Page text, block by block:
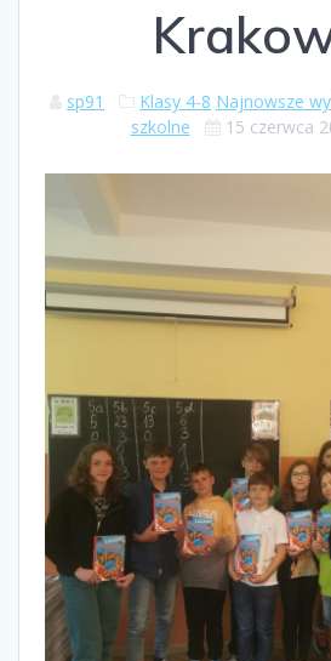
sp91 Klasy 4-8 Najnowsze
szkolne
15 czerwca